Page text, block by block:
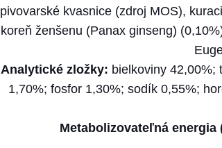
pivovarské kvasnice (zdroj MOS),
koreň ženšenu (Panax ginseng)
Analytické zložky: bielkoviny 42,00%;
1,70%; fosfor 1,30%; sodík 0,55%;
Metabolizovateľná energia